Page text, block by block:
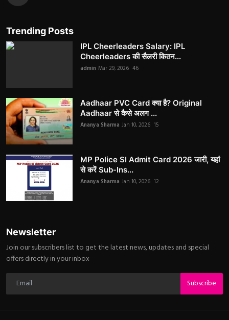
Trending Posts
IPL Cheerleaders Salary: IPL
Cheerleaders की सैलरी कितन...
admin Mar 29, 2026 46
Aadhaar PVC Card क्या है? Original
Aadhaar से कैसे अलग ...
Ananya Sharma Jan 10, 2026 15
MP Police SI Admit Card 2026 जारी, यहां
से करें Sub-Ins...
Ananya Sharma Jan 10, 2026 12
Newsletter
Join our subscribers list to get the latest news, updates and special
offers directly in your inbox
Subscribe